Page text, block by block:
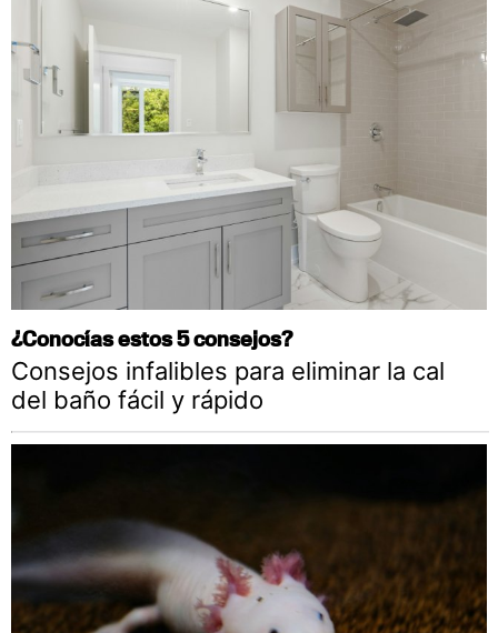
¿Conocías estos 5 consejos?
Consejos infalibles para eliminar la cal
del baño fácil y rápido